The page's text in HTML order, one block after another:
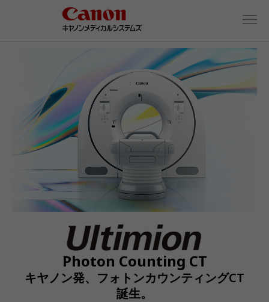
Photon Counting CT
キヤノン発、フォトンカウンティングCT
誕生。